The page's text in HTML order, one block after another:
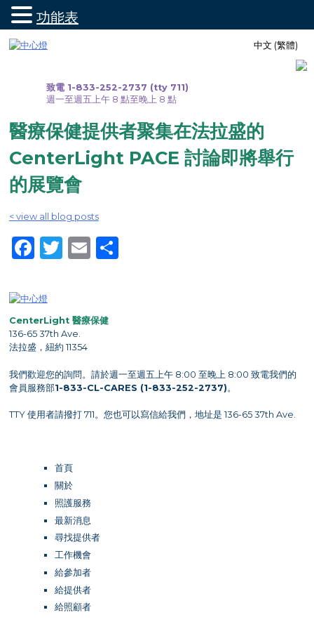
致電 1-833-252-2737 (tty 711)
週一至週五上午 8 點至晚上 8 點
中文 (繁體)
醫療保健提供者聚集在法拉盛的
CenterLight PACE 討論即將舉行
的展覽會
< view all blog posts
Facebook
Twitter
EmailShare
CenterLight 醫療保健
136-65 37th Ave.
法拉盛，紐約 11354
我們歡迎您的詢問。請於週一至週五上午 8:00 至晚上 8:00 致電我們的
會員服務部1-833-CL-CARES (1-833-252-2737) 。
TTY 使用者請撥打 711。您也可以寫信給我們，地址是 136-65 37th Ave.
首頁
關於
照護服務
最新消息
尋找提供者
工作機會
給參加者
給提供者
給照顧者
功能表